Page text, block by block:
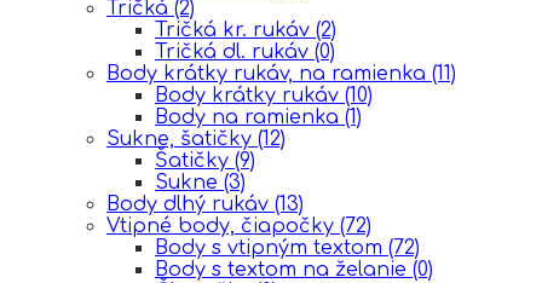
Tričká (2)
Tričká kr. rukáv (2)
Tričká dl. rukáv (0)
Body krátky rukáv, na ramienka (11)
Body krátky rukáv (10)
Body na ramienka (1)
Sukne, šatičky (12)
Šatičky (9)
Sukne (3)
Body dlhý rukáv (13)
Vtipné body, čiapočky (72)
Body s vtipným textom (72)
Body s textom na želanie (0)